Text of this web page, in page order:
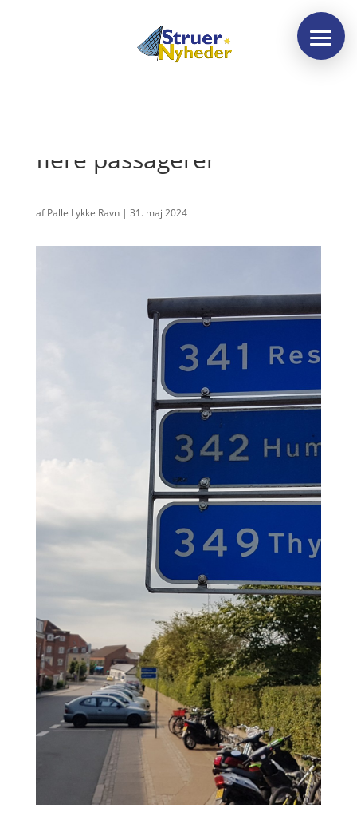
flere passagerer
afPalle Lykke Ravn| 31. maj 2024